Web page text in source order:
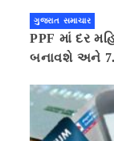
ગુજરાત સમાચાર
PPF માં દર
બનાવશે અને